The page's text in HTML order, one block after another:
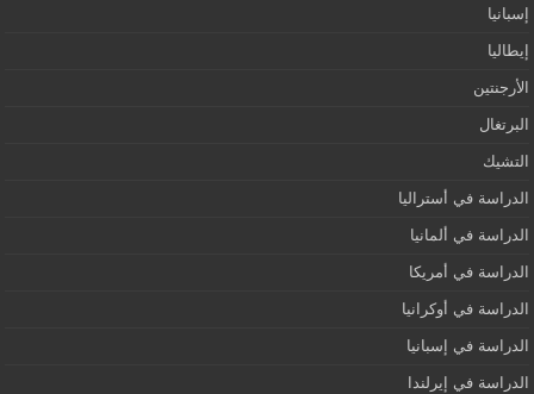
إسبانيا‎
إيطاليا
الأرجنتين
البرتغال
التشيك
الدراسة في أستراليا
الدراسة في ألمانيا
الدراسة في أمريكا
الدراسة في أوكرانيا
الدراسة في إسبانيا
الدراسة في إيرلندا